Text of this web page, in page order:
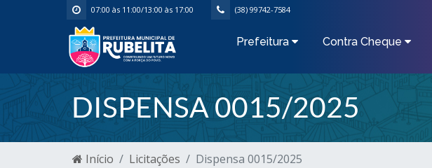
07:00 às 11:00/13:00 às 17:00 (38) 99742-7584
Prefeitura Contra Cheque
DISPENSA 0015/2025
Início Licitações Dispensa 0015/2025